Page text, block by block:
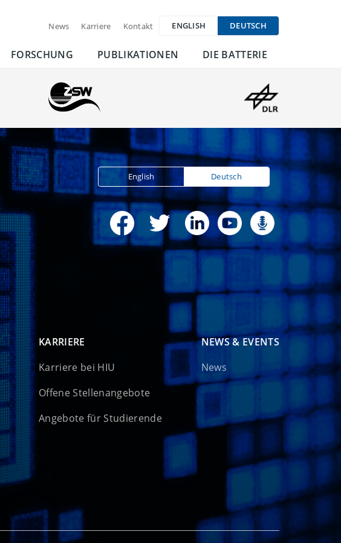
News Karriere Kontakt ENGLISH DEUTSCH
FORSCHUNG PUBLIKATIONEN DIE BATTERIE
English Deutsch
KARRIERE
Karriere bei HIU
Offene Stellenangebote
Angebote für Studierende
NEWS & EVENTS
News